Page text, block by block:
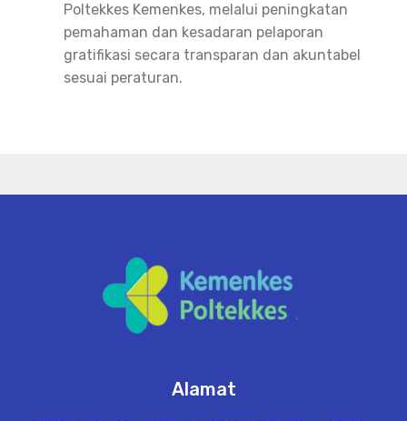
Poltekkes Kemenkes, melalui peningkatan
pemahaman dan kesadaran pelaporan
gratifikasi secara transparan dan akuntabel
sesuai peraturan.
Alamat